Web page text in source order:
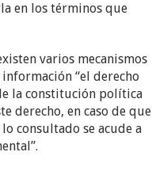
en los términos que
varios mecanismos
“el derecho
la constitución política
derecho, en caso de que
consultado se acude a